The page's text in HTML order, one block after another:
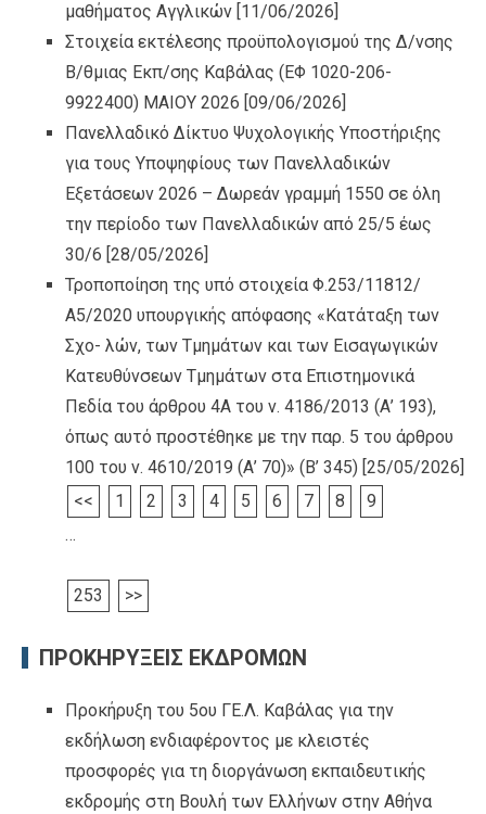
μαθήματος Αγγλικών [11/06/2026]
Στοιχεία εκτέλεσης προϋπολογισμού της Δ/νσης
Β/θμιας Εκπ/σης Καβάλας (ΕΦ 1020-206-
9922400) ΜΑΙΟΥ 2026 [09/06/2026]
Πανελλαδικό Δίκτυο Ψυχολογικής Υποστήριξης
για τους Υποψηφίους των Πανελλαδικών
Εξετάσεων 2026 – Δωρεάν γραμμή 1550 σε όλη
την περίοδο των Πανελλαδικών από 25/5 έως
30/6 [28/05/2026]
Τροποποίηση της υπό στοιχεία Φ.253/11812/
Α5/2020 υπουργικής απόφασης «Κατάταξη των
Σχο- λών, των Τμημάτων και των Εισαγωγικών
Κατευθύνσεων Τμημάτων στα Επιστημονικά
Πεδία του άρθρου 4Α του ν. 4186/2013 (Α’ 193),
όπως αυτό προστέθηκε με την παρ. 5 του άρθρου
100 του ν. 4610/2019 (Α’ 70)» (Β’ 345) [25/05/2026]
<<
1 2 3 4 5 6 7 8
9
…
253 >>
ΠΡΟΚΗΡΥΞΕΙΣ ΕΚΔΡΟΜΩΝ
Προκήρυξη του 5ου ΓΕ.Λ. Καβάλας για την
εκδήλωση ενδιαφέροντος με κλειστές
προσφορές για τη διοργάνωση εκπαιδευτικής
εκδρομής στη Βουλή των Ελλήνων στην Αθήνα